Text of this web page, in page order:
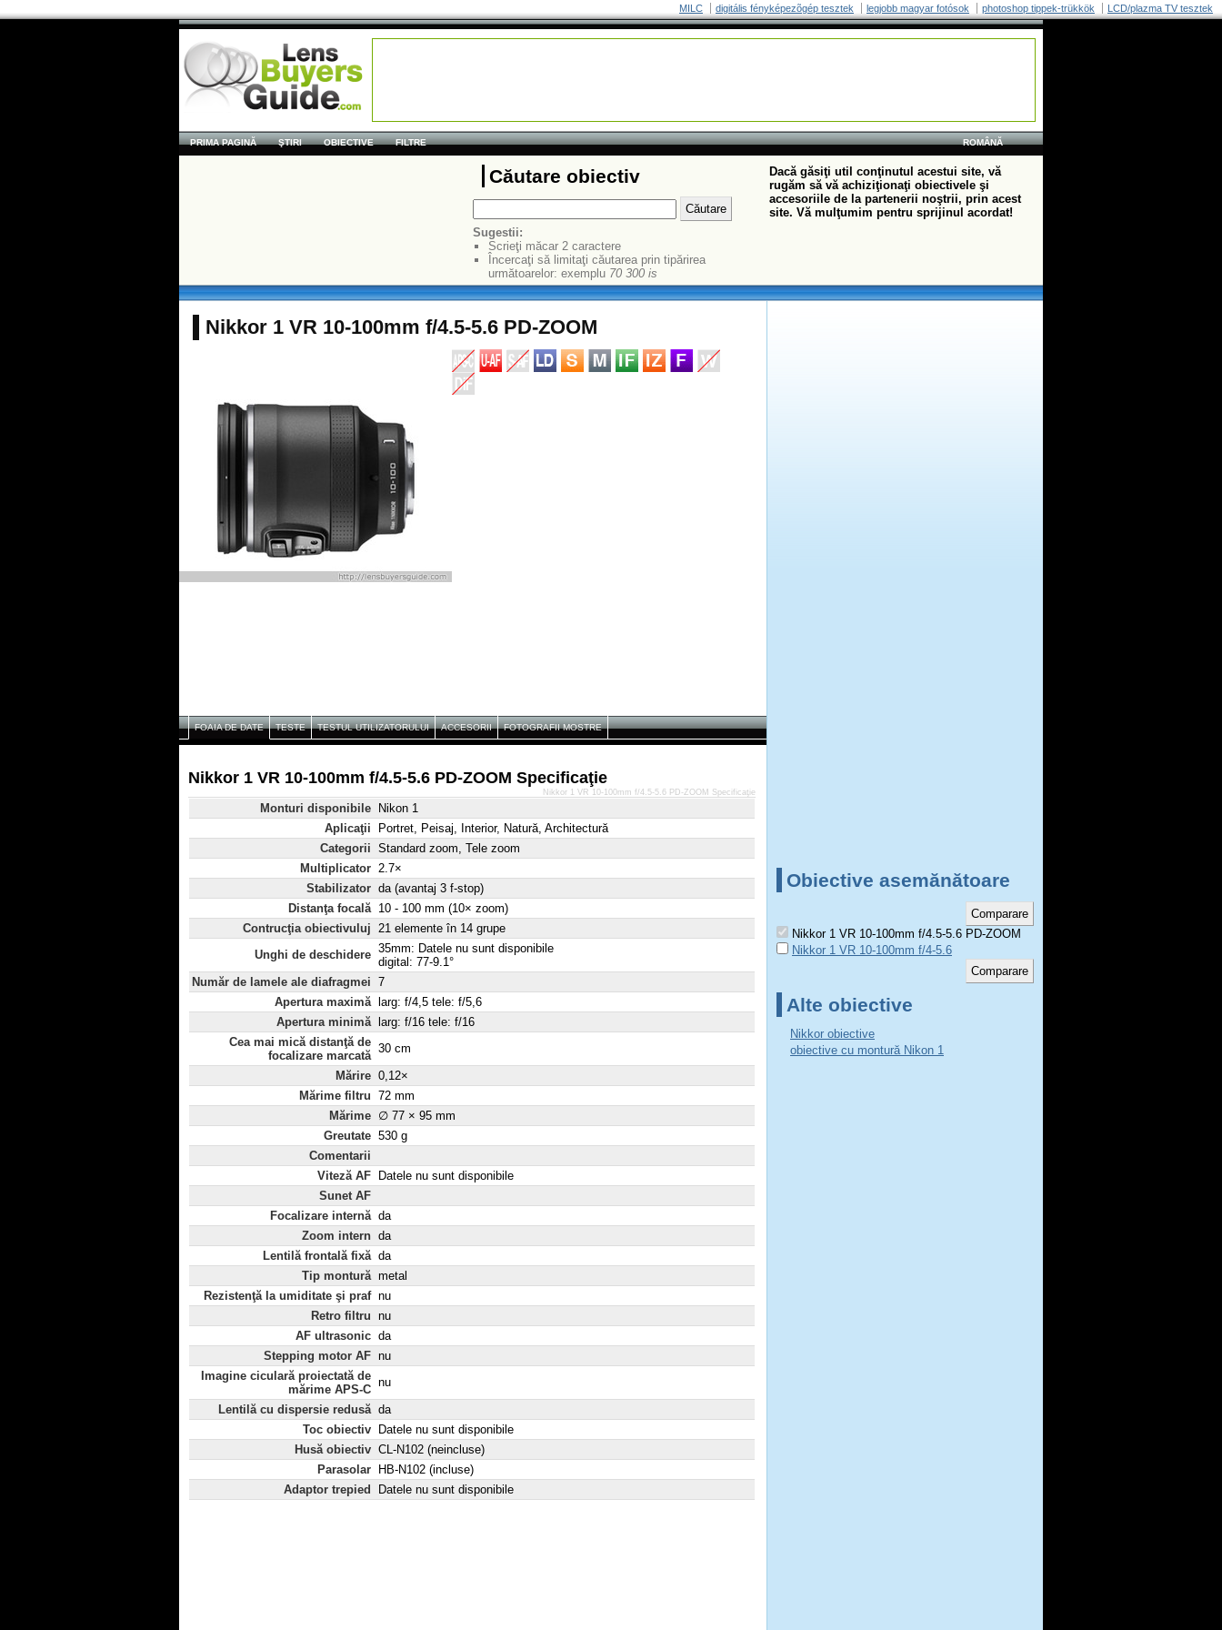
MILC digitális fényképezõgép tesztek legjobb magyar fotósok photoshop tippek-trükkök LCD/plazma TV tesztek
ROMÂNĂ
PRIMA PAGINĂ ŞTIRI OBIECTIVE FILTRE
Căutare obiectiv
Sugestii:
Scrieţi măcar 2 caractere
Încercaţi să limitaţi căutarea prin tipărirea
următoarelor: exemplu 70 300 is
Dacă găsiţi util conţinutul acestui site, vă
rugăm să vă achiziţionaţi obiectivele şi
accesoriile de la partenerii noştrii, prin acest
site. Vă mulţumim pentru sprijinul acordat!
Nikkor 1 VR 10-100mm f/4.5-5.6 PD-ZOOM
FOAIA DE DATE TESTE TESTUL UTILIZATORULUI ACCESORII FOTOGRAFII MOSTRE
Nikkor 1 VR 10-100mm f/4.5-5.6 PD-ZOOM Specificaţie
Monturi disponibile
Nikon 1
Aplicaţii
Portret, Peisaj, Interior, Natură, Architectură
Categorii Standard zoom, Tele zoom
Multiplicator 2.7×
Stabilizator da (avantaj 3 f-stop)
Distanţa focală 10 - 100 mm (10× zoom)
Contrucţia obiectivuluj 21 elemente în 14 grupe
Unghi de deschidere 35mm: Datele nu sunt disponibile
digital: 77-9.1°
Număr de lamele ale diafragmei 7
Apertura maximă
larg: f/4,5 tele: f/5,6
Apertura minimă
larg: f/16 tele: f/16
Cea mai mică distanţă de
focalizare marcată
30 cm
Mărire 0,12×
Mărime filtru 72 mm
Mărime ∅ 77 × 95 mm
Greutate 530 g
Comentarii
Viteză AF
Datele nu sunt disponibile
Sunet AF
Focalizare internă da
Zoom intern da
Lentilă frontală fixă da
Tip montură metal
Rezistenţă la umiditate şi praf nu
Retro filtru nu
AF ultrasonic da
Stepping motor AF nu
Imagine ciculară proiectată de
mărime APS-C
nu
Lentilă cu dispersie redusă da
Toc obiectiv
Datele nu sunt disponibile
Husă obiectiv CL-N102 (neincluse)
Parasolar
HB-N102 (incluse)
Adaptor trepied
Datele nu sunt disponibile
Nikkor 1 VR 10-100mm f/4.5-5.6 PD-ZOOM Specificaţie
Obiective asemănătoare
Nikkor 1 VR 10-100mm f/4.5-5.6 PD-ZOOM
Nikkor 1 VR 10-100mm f/4-5.6
Alte obiective
Nikkor obiective
obiective cu montură Nikon 1